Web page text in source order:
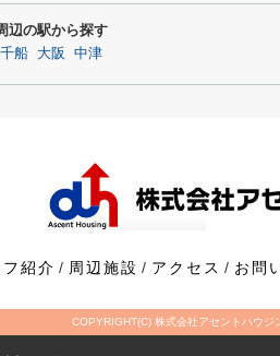
辺の駅から探す
千船 大阪 中津
紹介 周辺施設 アクセス お問
COPYRIGHT(C) 株式会社アセントハウ